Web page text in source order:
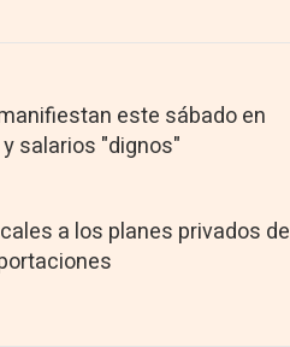
este sábado en
salarios "dignos"
a los planes privados de